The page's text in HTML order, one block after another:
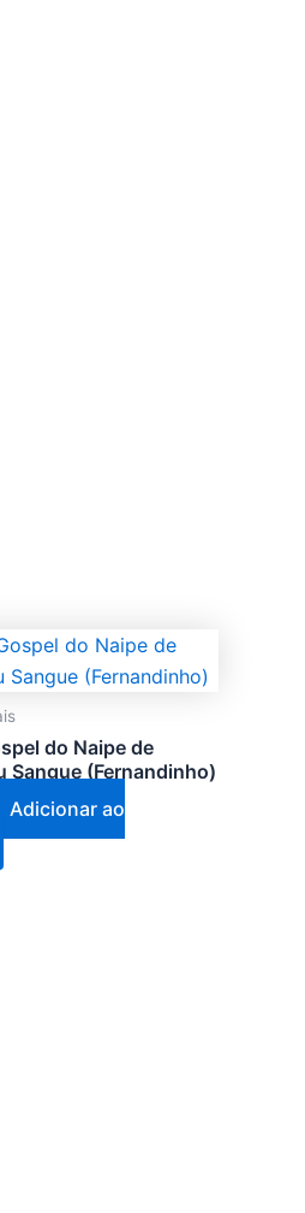
do Naipe de
Sangue (Fernandinho)
Adicionar ao